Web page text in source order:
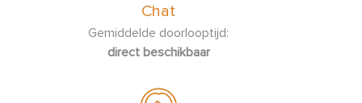
Chat
Gemiddelde doorlooptijd:
direct beschikbaar